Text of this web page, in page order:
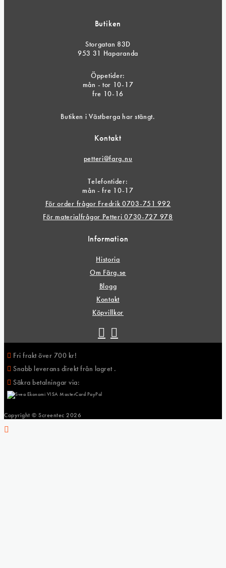
Butiken
Storgatan 83D
953 31 Haparanda
Öppetider:
mån - tor 10-17
fre 10-16
Butiken i Västberga har stängt.
Kontakt
petteri@farg.nu
Telefontider:
mån - fre 10-17
För order frågor Fredrik 0703-751 992
För materialfrågor Petteri 0730-727 978
Information
Historia
Om Färg.se
Blogg
Kontakt
Köpvillkor
Fri frakt över 700 kr!
Snabb leverans direkt från lagret .
Säkra betalningar via:
Copyright © Screentec 2026